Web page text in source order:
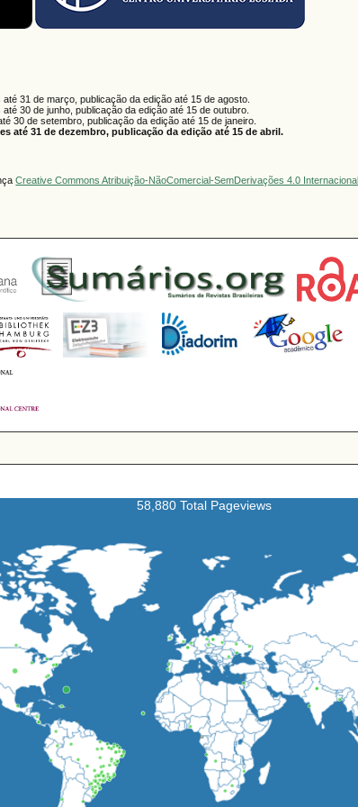
31 de março, publicação da edição até 15 de agosto.
30 de junho, publicação da edição até 15 de outubro.
30 de setembro, publicação da edição até 15 de janeiro.
até 31 de dezembro, publicação da edição até 15 de abril.
Creative Commons Atribuição-NãoComercial-SemDerivações 4.0 Internacional
58,880 Total Pageviews